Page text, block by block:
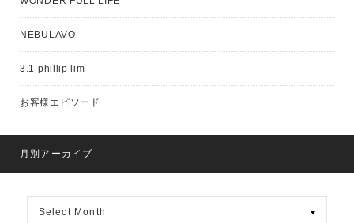
NEBULAVO
3.1 phillip lim
お客様エピソード
月別アーカイブ